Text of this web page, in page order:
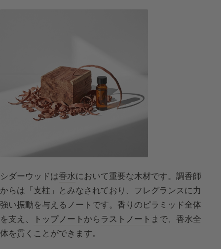
シダーウッドは香水において重要な木材です。調香師
からは「支柱」とみなされており、フレグランスに力
強い振動を与えるノートです。香りのピラミッド全体
を支え、
トップノート から ラストノート まで、香水全
体を貫くことができます。